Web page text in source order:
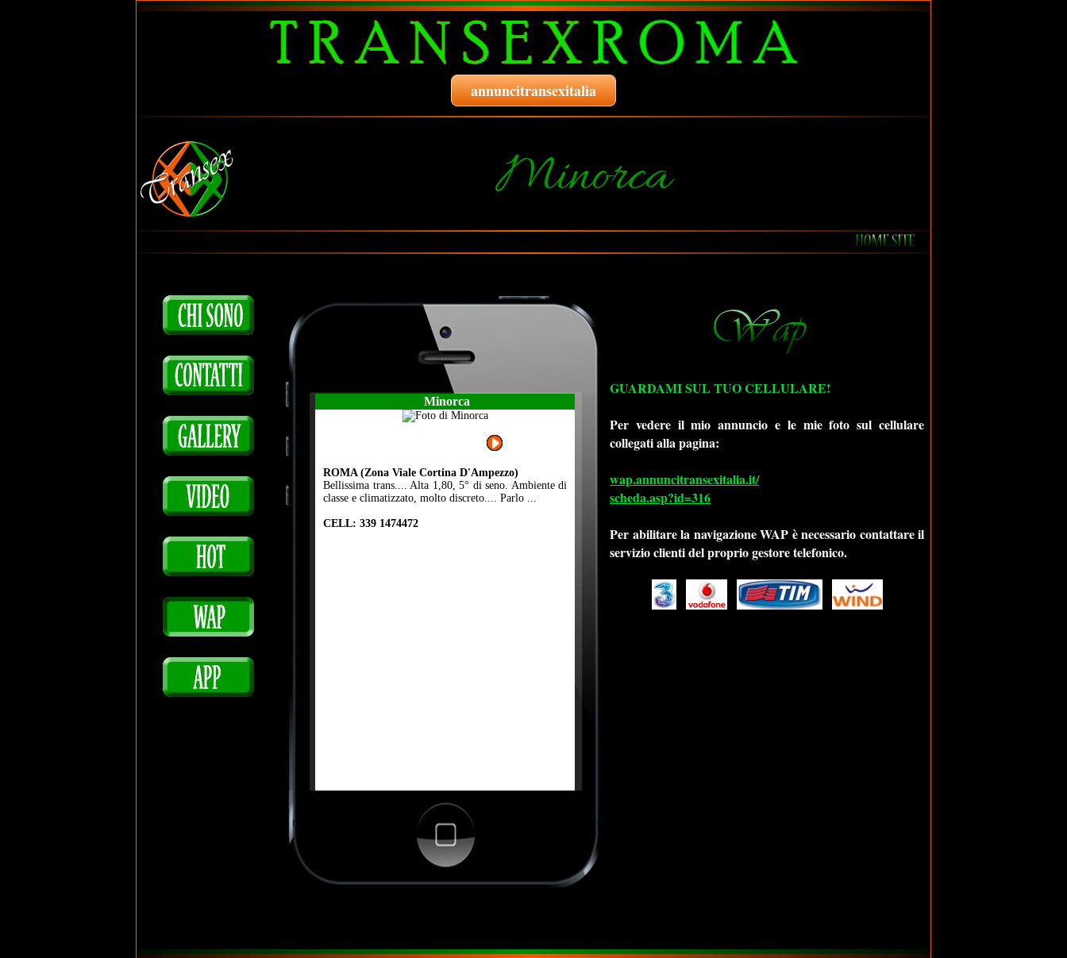
annuncitransexitalia
Minorca
GUARDAMI SUL TUO CELLULARE!
Per vedere il mio annuncio e le mie foto sul cellulare
collegati alla pagina:
wap.annuncitransexitalia.it/
scheda.asp?id=316
Per abilitare la navigazione WAP è necessario contattare il
servizio clienti del proprio gestore telefonico.
Minorca
ROMA (Zona Viale Cortina D'Ampezzo)
Bellissima trans.... Alta 1,80, 5° di seno. Ambiente di
classe e climatizzato, molto discreto.... Parlo ...
CELL: 339 1474472